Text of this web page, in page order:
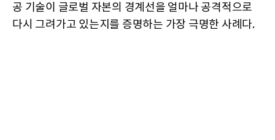
공 기술이 글로벌 자본의 경계선을 얼마나 공격적으로
다시 그려가고 있는지를 증명하는 가장 극명한 사례다.